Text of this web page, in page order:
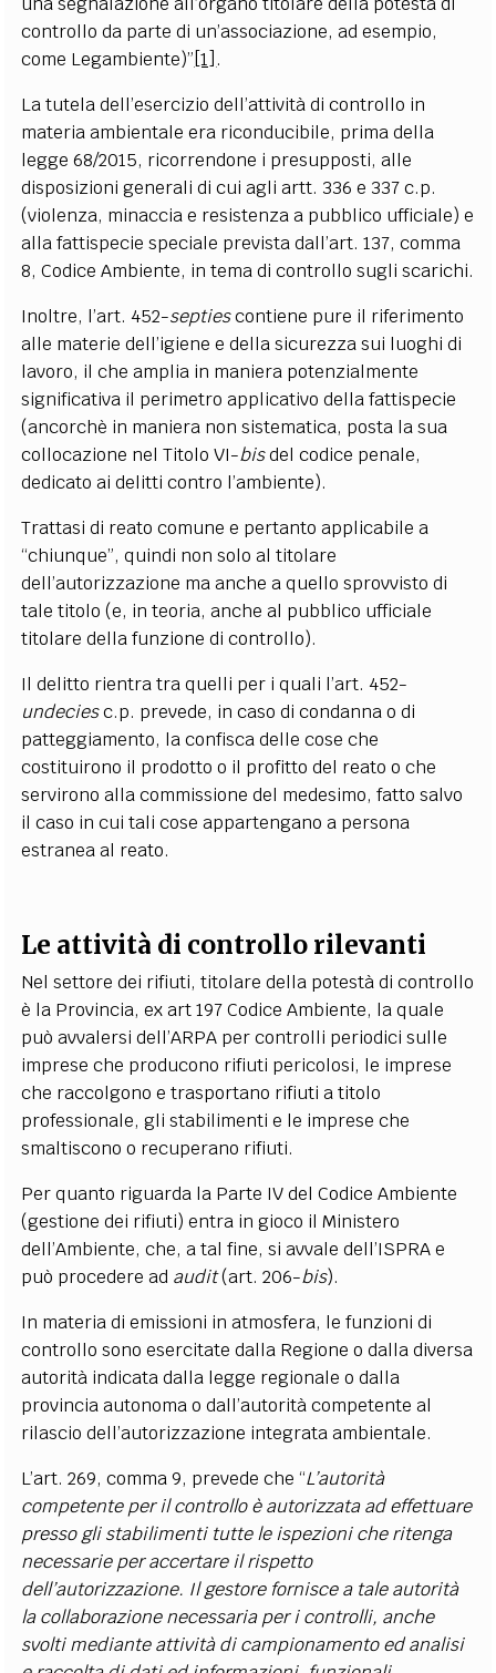
controllo da parte di un’associazione, ad esempio,
come Legambiente)”[1] .
La tutela dell’esercizio dell’attività di controllo in
materia ambientale era riconducibile, prima della
legge 68/2015, ricorrendone i presupposti, alle
disposizioni generali di cui agli artt. 336 e 337 c.p.
(violenza, minaccia e resistenza a pubblico ufficiale) e
alla fattispecie speciale prevista dall’art. 137, comma
8, Codice Ambiente, in tema di controllo sugli scarichi.
Inoltre, l’art. 452-septiescontiene pure il riferimento
alle materie dell’igiene e della sicurezza sui luoghi di
lavoro, il che amplia in maniera potenzialmente
significativa il perimetro applicativo della fattispecie
(ancorchè in maniera non sistematica, posta la sua
collocazione nel Titolo VI-bisdel codice penale,
dedicato ai delitti contro l’ambiente).
Trattasi di reato comune e pertanto applicabile a
“chiunque”, quindi non solo al titolare
dell’autorizzazione ma anche a quello sprovvisto di
tale titolo (e, in teoria, anche al pubblico ufficiale
titolare della funzione di controllo).
Il delitto rientra tra quelli per i quali l’art. 452-
undeciesc.p. prevede, in caso di condanna o di
patteggiamento, la confisca delle cose che
costituirono il prodotto o il profitto del reato o che
servirono alla commissione del medesimo, fatto salvo
il caso in cui tali cose appartengano a persona
estranea al reato.
Le attività di controllo rilevanti
Nel settore dei rifiuti, titolare della potestà di controllo
è la Provincia, ex art 197 Codice Ambiente, la quale
può avvalersi dell’ARPA per controlli periodici sulle
imprese che producono rifiuti pericolosi, le imprese
che raccolgono e trasportano rifiuti a titolo
professionale, gli stabilimenti e le imprese che
smaltiscono o recuperano rifiuti.
Per quanto riguarda la Parte IV del Codice Ambiente
(gestione dei rifiuti) entra in gioco il Ministero
dell’Ambiente, che, a tal fine, si avvale dell’ISPRA e
può procedere ad audit(art. 206-bis).
In materia di emissioni in atmosfera, le funzioni di
controllo sono esercitate dalla Regione o dalla diversa
autorità indicata dalla legge regionale o dalla
provincia autonoma o dall’autorità competente al
rilascio dell’autorizzazione integrata ambientale.
L’art. 269, comma 9, prevede che “L’autorità
competente per il controllo è autorizzata ad effettuare
presso gli stabilimenti tutte le ispezioni che ritenga
necessarie per accertare il rispetto
dell’autorizzazione. Il gestore fornisce a tale autorità
la collaborazione necessaria per i controlli, anche
svolti mediante attività di campionamento ed analisi